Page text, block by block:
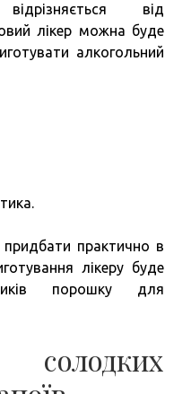
від
лікер можна буде
алкогольний
практично в
лікеру буде
порошку для